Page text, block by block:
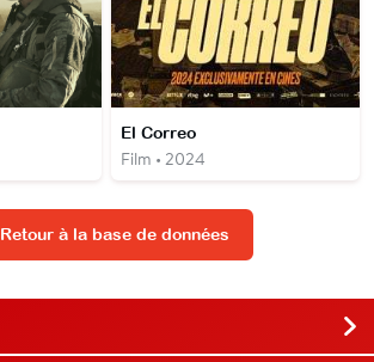
El Correo
Film • 2024
Retour à la base de données